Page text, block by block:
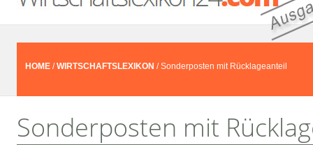
HOME /WIRTSCHAFTSLEXIKON / Sonderposten mit Rücklageanteil
Sonderposten mit